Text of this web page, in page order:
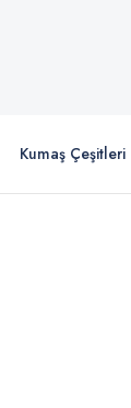
Kumaş Çeşitleri